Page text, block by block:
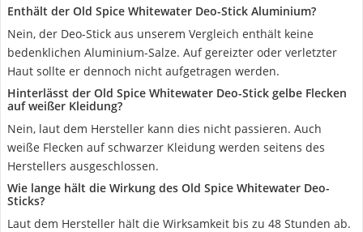
Enthält der Old Spice Whitewater Deo-Stick Aluminium?
Nein, der Deo-Stick aus unserem Vergleich enthält keine
bedenklichen Aluminium-Salze. Auf gereizter oder verletzter
Haut sollte er dennoch nicht aufgetragen werden.
Hinterlässt der Old Spice Whitewater Deo-Stick gelbe Flecken
auf weißer Kleidung?
Nein, laut dem Hersteller kann dies nicht passieren. Auch
weiße Flecken auf schwarzer Kleidung werden seitens des
Herstellers ausgeschlossen.
Wie lange hält die Wirkung des Old Spice Whitewater Deo-
Sticks?
Laut dem Hersteller hält die Wirksamkeit bis zu 48 Stunden ab.